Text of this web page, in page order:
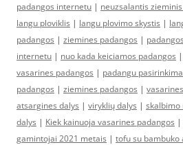
padangos internetu | neuzsalantis
langu ploviklis | langu plovimo skystis |
padangos | ziemines padangos |
internetu | nuo kada keiciamos padangos |
vasarines padangos | padangu
padangos | ziemines padangos |
atsargines dalys | viryklių dalys | skalbimo
dalys | Kiek kainuoja vasarines padangos |
gamintojai 2021 metais | tofu su bambuko